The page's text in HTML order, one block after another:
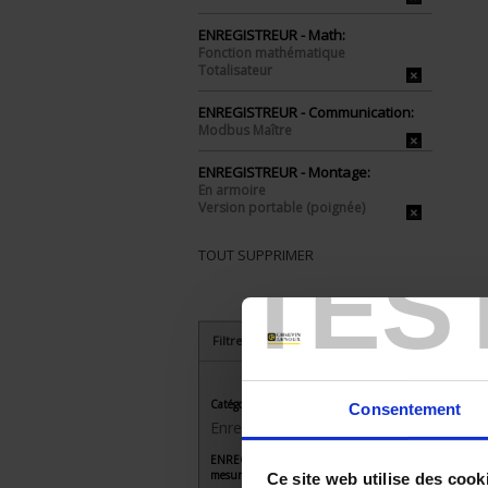
Consentement
Ce site web utilise des
ENREGISTREUR - Math:
Fonction mathématique
Totalisateur
ENREGISTREUR - Communication:
Modbus Maître
ENREGISTREUR - Montage:
En armoire
Version portable (poignée)
TOUT SUPPRIMER
Filtrer les produits par critères
Catégorie
Enregistreurs sans papier
ENREGISTREUR - Nombre de voies de
mesure